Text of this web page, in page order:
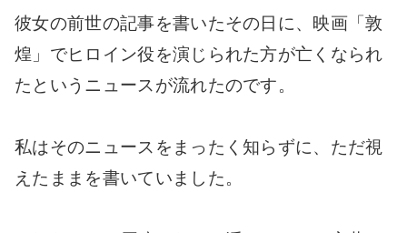
彼女の前世の記事を書いたその日に、映画「敦
煌」でヒロイン役を演じられた方が亡くなられ
たというニュースが流れたのです。
私はそのニュースをまったく知らずに、ただ視
えたままを書いていました。